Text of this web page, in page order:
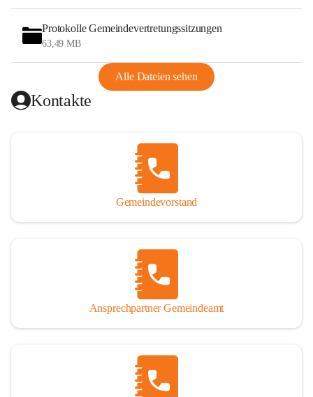
Protokolle Gemeindevertretungssitzungen
63,49 MB
Alle Dateien sehen
Kontakte
Gemeindevorstand
Ansprechpartner Gemeindeamt